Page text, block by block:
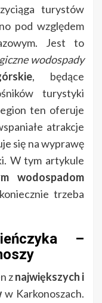
turystów
pod względem
Jest to
wodospady
, będące
turystyki
ten oferuje
atrakcje
się na wyprawę
W tym artykule
wodospadom
trzeba
–
znajwiększych i
w Karkonoszach.